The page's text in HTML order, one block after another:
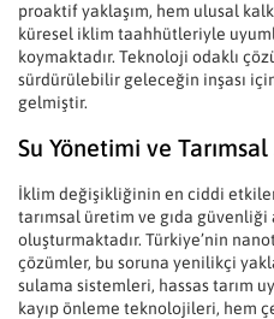
proaktif yaklaşım, hem ulusal
küresel iklim taahhütleriyle
koymaktadır. Teknoloji odaklı
sürdürülebilir geleceğin inşası
gelmiştir.
Su Yönetimi ve
İklim değişikliğinin en ciddi
tarımsal üretim ve gıda güvenliği
oluşturmaktadır. Türkiye’nin
çözümler, bu soruna yenilikçi
sulama sistemleri, hassas tarım
kayıp önleme teknolojileri, hem